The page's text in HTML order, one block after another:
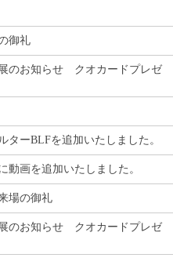
御礼
のお知らせ クオカードプレゼ
ターBLFを追加いたしました。
動画を追加いたしました。
場の御礼
のお知らせ クオカードプレゼ